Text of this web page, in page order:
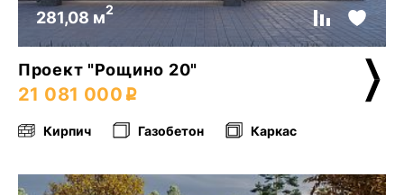
281,08 м2
Проект "Рощино 20"
21 081 000
Кирпич Газобетон Каркас